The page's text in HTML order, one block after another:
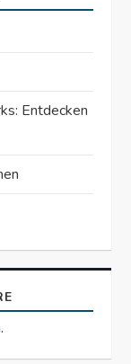
Entdecken